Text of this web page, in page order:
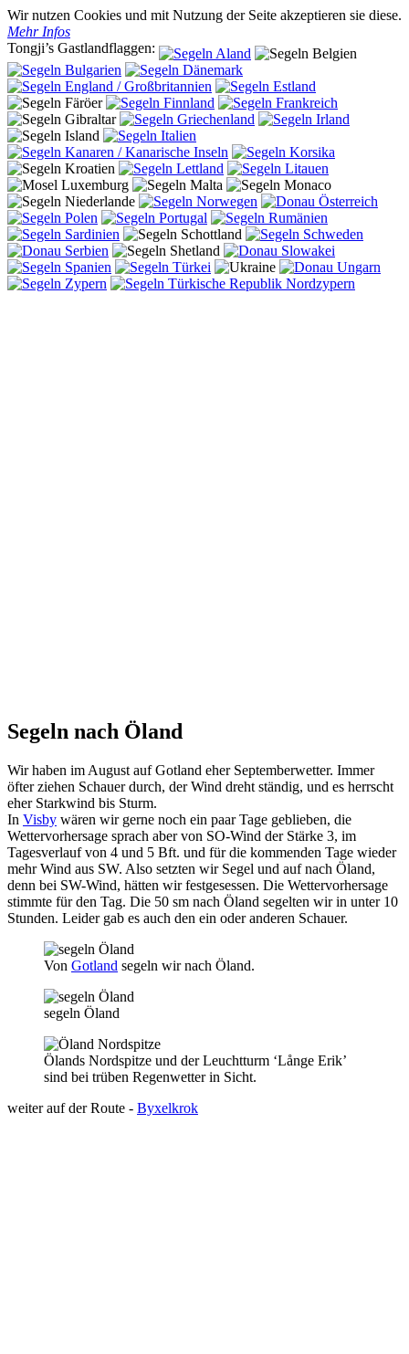
Wir nutzen Cookies und mit Nutzung der Seite akzeptieren sie diese.
Mehr Infos
Tongji’s Gastlandflaggen:
Segeln nach Öland
Wir haben im August auf Gotland eher Septemberwetter. Immer
öfter ziehen Schauer durch, der Wind dreht ständig, und es herrscht
eher Starkwind bis Sturm.
In Visby wären wir gerne noch ein paar Tage geblieben, die
Wettervorhersage sprach aber von SO-Wind der Stärke 3, im
Tagesverlauf von 4 und 5 Bft. und für die kommenden Tage wieder
mehr Wind aus SW. Also setzten wir Segel und auf nach Öland,
denn bei SW-Wind, hätten wir festgesessen. Die Wettervorhersage
stimmte für den Tag. Die 50 sm nach Öland segelten wir in unter 10
Stunden. Leider gab es auch den ein oder anderen Schauer.
Von Gotland segeln wir nach Öland.
segeln Öland
Ölands Nordspitze und der Leuchtturm ‘Långe Erik’
sind bei trüben Regenwetter in Sicht.
weiter auf der Route - Byxelkrok